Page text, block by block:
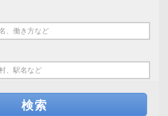
検索